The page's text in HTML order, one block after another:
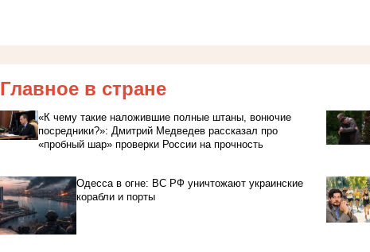
Главное в стране
«К чему такие наложившие полные штаны, вонючие
посредники?»: Дмитрий Медведев рассказал про
«пробный шар» проверки России на прочность
Одесса в огне: ВС РФ уничтожают украинские
корабли и порты